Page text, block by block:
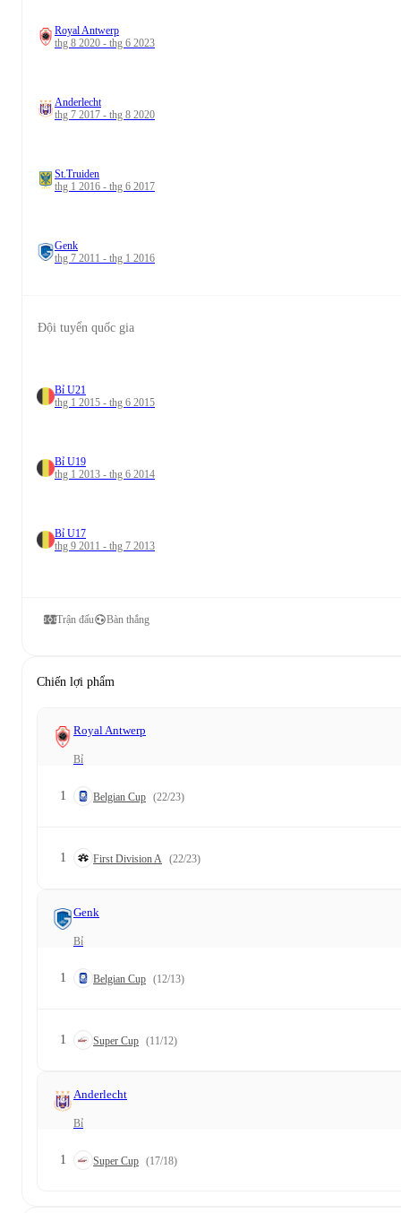
Royal Antwerp
thg 8 2020 - thg 6 2023
Anderlecht
thg 7 2017 - thg 8 2020
St.Truiden
thg 1 2016 - thg 6 2017
Genk
thg 7 2011 - thg 1 2016
Đội tuyển quốc gia
Bỉ U21
thg 1 2015 - thg 6 2015
Bỉ U19
thg 1 2013 - thg 6 2014
Bỉ U17
thg 9 2011 - thg 7 2013
Trận đấu Bàn thắng
Chiến lợi phẩm
Royal Antwerp
Bỉ
1 Belgian Cup (22/23)
1 First Division A (22/23)
Genk
Bỉ
1 Belgian Cup (12/13)
1 Super Cup (11/12)
Anderlecht
Bỉ
1 Super Cup (17/18)